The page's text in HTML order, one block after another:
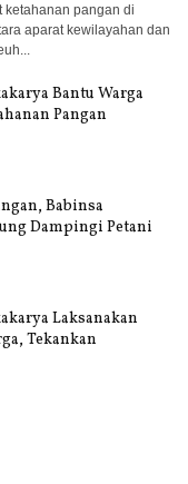
ketahanan pangan di
aparat kewilayahan dan
Bantu Warga
Pangan
Babinsa
Dampingi Petani
Laksanakan
Tekankan